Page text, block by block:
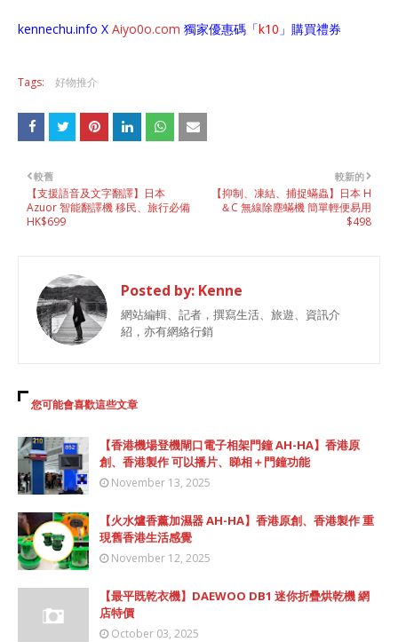
kennechu.info X Aiyo0o.com 獨家優惠碼「k10 」購買禮券
Tags: 好物推介
較新的
【抑制、凍結、捕捉蟎蟲】日本 H
＆C 無線除塵蟎機 簡單輕便易用
$498
較舊
【支援語音及文字翻譯】日本
Azuor 智能翻譯機 移民、旅行必備
HK$699
Posted by: Kenne
網站編輯、記者，撰寫生活、旅遊、資訊介
紹，亦有網絡行銷
您可能會喜歡這些文章
【香港機場登機閘口電子相架門鐘 AH-HA】香港原
創、香港製作 可以播片、睇相＋門鐘功能
November 13, 2025
【火水爐香薰加濕器 AH-HA】香港原創、香港製作 重
現舊香港生活感覺
November 12, 2025
【最平既乾衣機】DAEWOO DB1 迷你折疊烘乾機 網
店特價
October 03, 2025